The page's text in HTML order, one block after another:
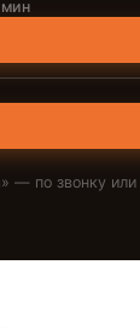
» — по звонку или